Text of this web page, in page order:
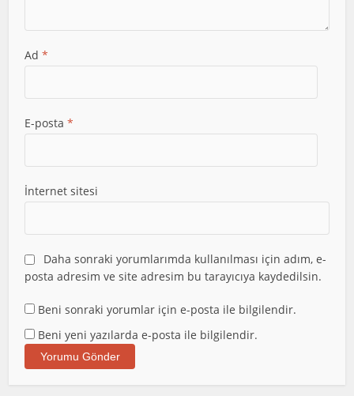
Ad*
E-posta*
İnternet sitesi
Daha sonraki yorumlarımda kullanılması için adım, e-
posta adresim ve site adresim bu tarayıcıya kaydedilsin.
Beni sonraki yorumlar için e-posta ile bilgilendir.
Beni yeni yazılarda e-posta ile bilgilendir.